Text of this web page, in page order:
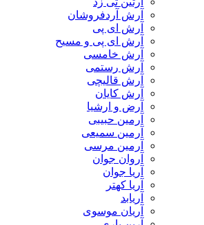
آرش آردفروشان
آرش ای پی
آرش ای پی و مسیح
آرش خامسی
آرش رستمی
آرش قالیچی
آرش کایان
​آرض و ارشیا
آرمین حبیبی
آرمین سمیعی
آرمین مرسی
آروان جوان
آریا جوان
آریا کهتر
آریابد
آریان موسوی